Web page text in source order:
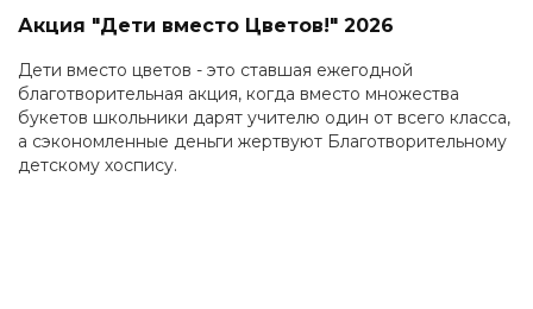
Акция "Дети вместо Цветов!" 2026
Дети вместо цветов - это ставшая ежегодной
благотворительная акция, когда вместо множества
букетов школьники дарят учителю один от всего класса,
а сэкономленные деньги жертвуют Благотворительному
детскому хоспису.